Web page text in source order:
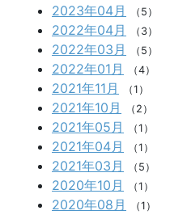
2023年04月 （5）
2022年04月 （3）
2022年03月 （5）
2022年01月 （4）
2021年11月 （1）
2021年10月 （2）
2021年05月 （1）
2021年04月 （1）
2021年03月 （5）
2020年10月 （1）
2020年08月 （1）